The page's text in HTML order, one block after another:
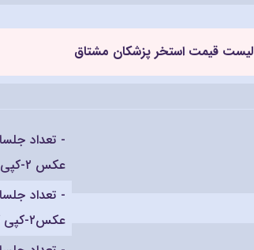
لیست قیمت استخر پزشکان مشتاق
عکس ۲-کپی کارت ملی
عکس۲-کپی کارت ملی